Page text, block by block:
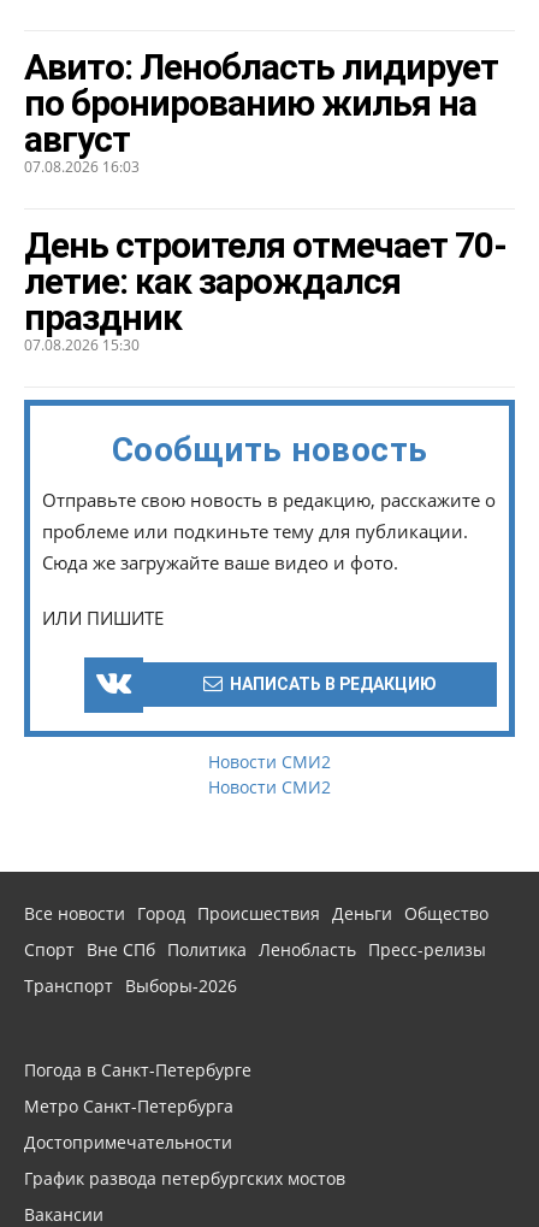
Авито: Ленобласть лидирует
по бронированию жилья на
август
07.08.2026 16:03
День строителя отмечает 70-
летие: как зарождался
праздник
07.08.2026 15:30
Сообщить новость
Отправьте свою новость в редакцию, расскажите о
проблеме или подкиньте тему для публикации.
Сюда же загружайте ваше видео и фото.
ИЛИ ПИШИТЕ
НАПИСАТЬ В РЕДАКЦИЮ
Новости СМИ2
Новости СМИ2
Все новости Город Происшествия Деньги
Общество
Спорт Вне СПб Политика Ленобласть Пресс-релизы
Транспорт Выборы-2026
Погода в Санкт-Петербурге
Метро Санкт-Петербурга
Достопримечательности
График развода петербургских мостов
Вакансии